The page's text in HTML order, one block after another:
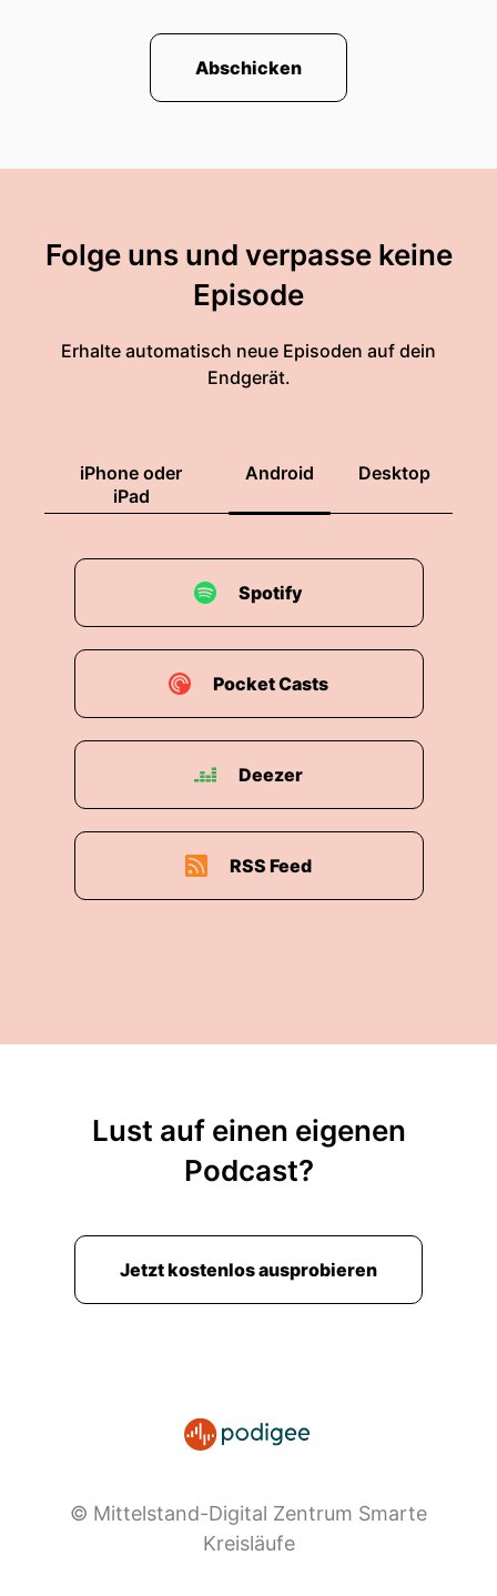
Abschicken
Folge uns und verpasse keine
Episode
Erhalte automatisch neue Episoden auf dein
Endgerät.
iPhone oder
iPad
Android Desktop
Spotify
Pocket Casts
Deezer
RSS Feed
Lust auf einen eigenen
Podcast?
Jetzt kostenlos ausprobieren
© Mittelstand-Digital Zentrum Smarte
Kreisläufe